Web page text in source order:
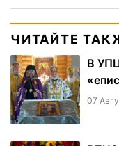
ЧИТАЙТЕ
В
07